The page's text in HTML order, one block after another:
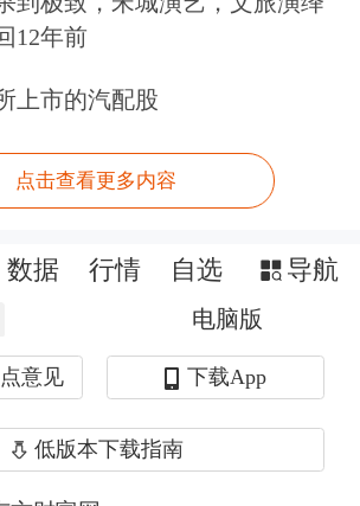
月31日下船，而邮轮首例
39天，无相关症状。宜宾
制中心对陈某及家庭成员
坦病毒核酸检测结果均为
美元首会谈将按计划举行
无进一步信息提供
12年前
上市的汽配股
点击查看更多内容
数据 行情 自选 导航
电脑版
意见 下载App
低版本下载指南